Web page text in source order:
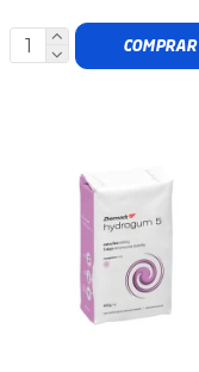
COMPRAR